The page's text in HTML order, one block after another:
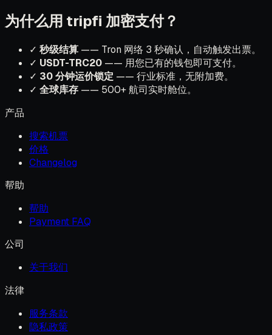
为什么用 tripfi 加密支付？
✓ 秒级结算 —— Tron 网络 3 秒确认，自动触发出票。
✓ USDT-TRC20 —— 用您已有的钱包即可支付。
✓ 30 分钟运价锁定 —— 行业标准，无附加费。
✓ 全球库存 —— 500+ 航司实时舱位。
产品
搜索机票
价格
Changelog
帮助
帮助
Payment FAQ
公司
关于我们
法律
服务条款
隐私政策